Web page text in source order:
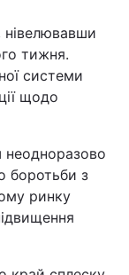
нівелювавши
тижня.
системи
щодо
боротьби з
ринку